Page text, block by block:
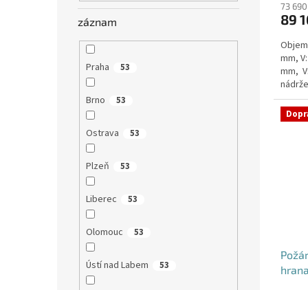
záznam
Praha 53
Brno 53
Ostrava 53
Plzeň 53
Liberec 53
Olomouc 53
Ústí nad Labem 53
73
89
mm,
mm,
nádrž